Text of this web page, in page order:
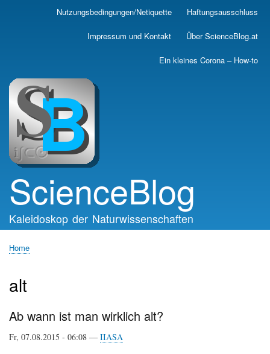
Skip
main
Nutzungsbedingungen/Netiquette Haftungsausschluss
Impressum und Kontakt Über ScienceBlog.at
Ein kleines Corona – How-to
ScienceBlog
Kaleidoskop der Naturwissenschaften
Home
alt
Ab wann ist man wirklich alt?
Fr, 07.08.2015 - 06:08 — IIASA